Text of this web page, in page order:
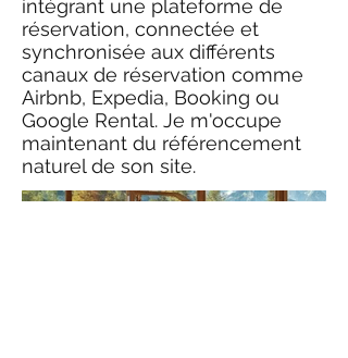
intégrant une plateforme de
réservation, connectée et
synchronisée aux différents
canaux de réservation comme
Airbnb, Expedia, Booking ou
Google Rental. Je m'occupe
maintenant du référencement
naturel de son site.